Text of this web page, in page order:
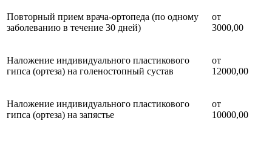
Повторный прием врача-ортопеда (по одному
заболеванию в течение 30 дней)
от
3000,00
Наложение индивидуального пластикового
гипса (ортеза) на голеностопный сустав
от
12000,00
Наложение индивидуального пластикового
гипса (ортеза) на запястье
от
10000,00